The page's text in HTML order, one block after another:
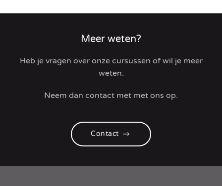
Meer weten?
Heb je vragen over onze cursussen of wil je meer
weten.
Neem dan contact met met ons op.
Contact